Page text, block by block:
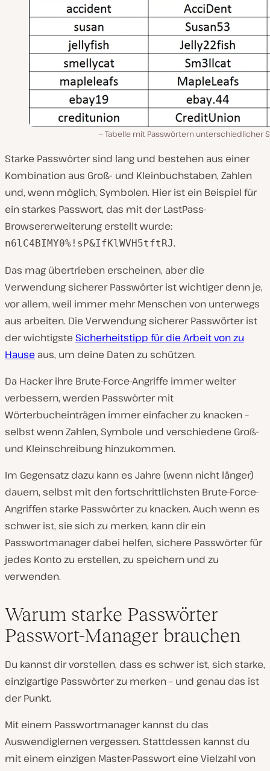
Tabelle mit Passwörtern unterschiedlicher
Starke Passwörter sind lang und bestehen aus einer
Kombination aus Groß- und Kleinbuchstaben, Zahlen
und, wenn möglich, Symbolen. Hier ist ein Beispiel für
ein starkes Passwort, das mit der LastPass-
Browsererweiterung erstellt wurde:
n6lC4BIMY0%!sP&IfKlWVH5tftRJ.
Das mag übertrieben erscheinen, aber die
Verwendung sicherer Passwörter ist wichtiger denn je,
vor allem, weil immer mehr Menschen von unterwegs
aus arbeiten. Die Verwendung sicherer Passwörter ist
der wichtigste Sicherheitstipp für die Arbeit von zu
Hause aus, um deine Daten zu schützen.
Da Hacker ihre Brute-Force-Angriffe immer weiter
verbessern, werden Passwörter mit
Wörterbucheinträgen immer einfacher zu knacken –
selbst wenn Zahlen, Symbole und verschiedene Groß-
und Kleinschreibung hinzukommen.
Im Gegensatz dazu kann es Jahre (wenn nicht länger)
dauern, selbst mit den fortschrittlichsten Brute-Force-
Angriffen starke Passwörter zu knacken. Auch wenn es
schwer ist, sie sich zu merken, kann dir ein
Passwortmanager dabei helfen, sichere Passwörter für
jedes Konto zu erstellen, zu speichern und zu
verwenden.
Warum starke Passwörter
Passwort-Manager brauchen
Du kannst dir vorstellen, dass es schwer ist, sich starke,
einzigartige Passwörter zu merken – und genau das ist
der Punkt.
Mit einem Passwortmanager kannst du das
Auswendiglernen vergessen. Stattdessen kannst du
mit einem einzigen Master-Passwort eine Vielzahl von